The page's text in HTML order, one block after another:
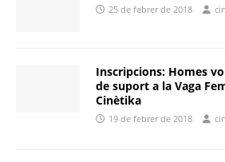
25 de febrer de 2018
Inscripcions: Homes
de suport a la Vaga
Cinètika
19 de febrer de 2018